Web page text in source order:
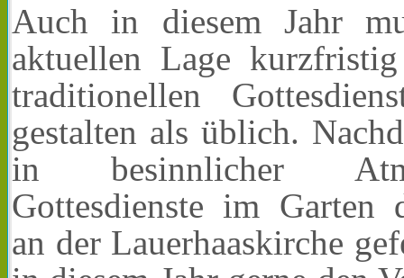
Auch in diesem Jahr
aktuellen Lage
traditionellen
gestalten als üblich.
in besinnlicher
Gottesdienste im Garten
an der Lauerhaaskirche